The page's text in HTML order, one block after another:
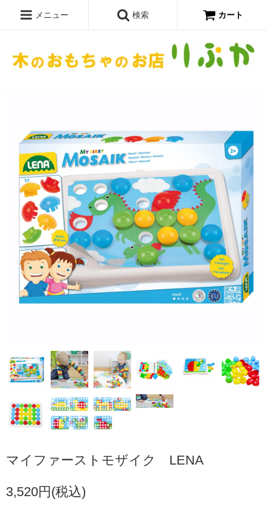
メニュー 検索 カート
マイファーストモザイク LENA
3,520円(税込)